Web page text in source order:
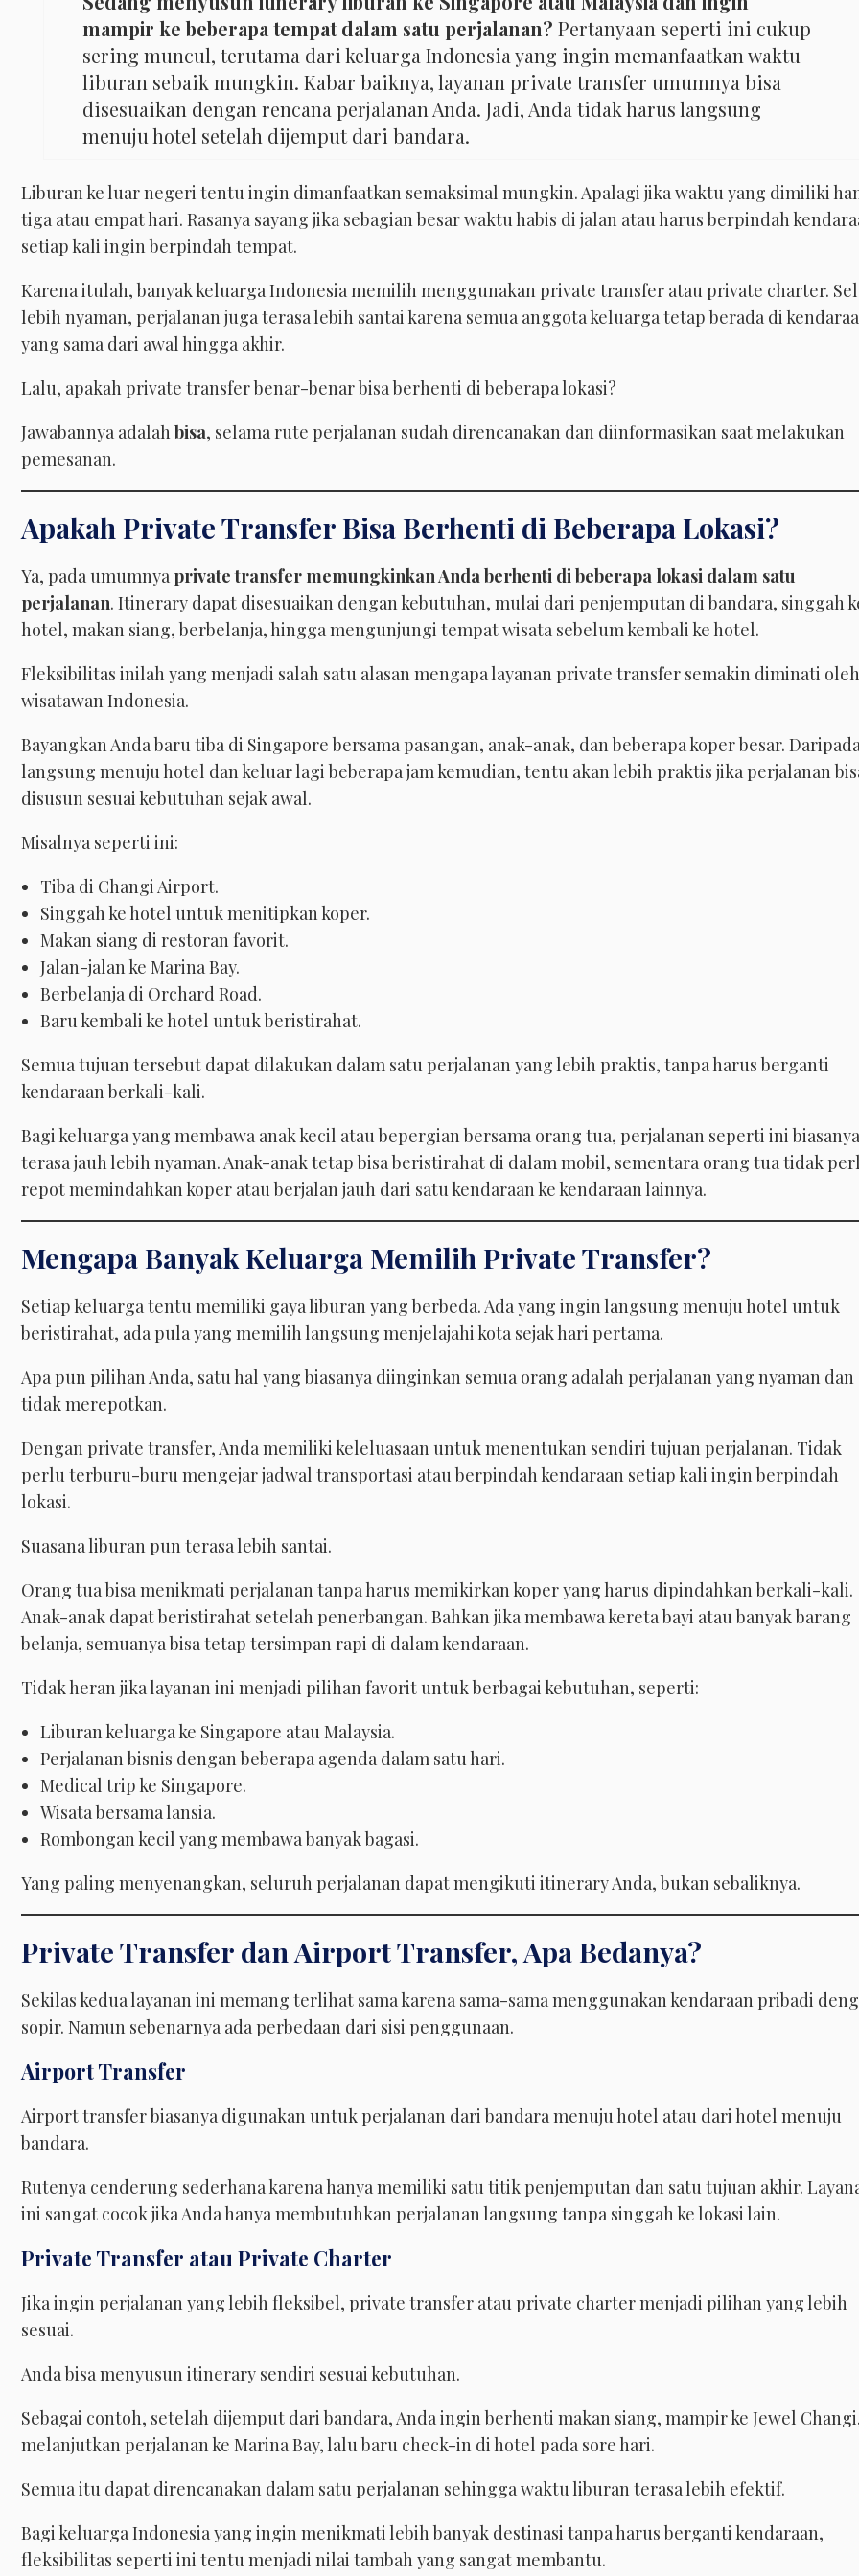
mampir ke beberapa tempat dalam satu perjalanan? Pertanyaan seperti ini cukup
sering muncul, terutama dari keluarga Indonesia yang ingin memanfaatkan waktu
liburan sebaik mungkin. Kabar baiknya, layanan private transfer umumnya bisa
disesuaikan dengan rencana perjalanan Anda. Jadi, Anda tidak harus langsung
menuju hotel setelah dijemput dari bandara.
Liburan ke luar negeri tentu ingin dimanfaatkan semaksimal mungkin. Apalagi jika waktu yang dimiliki
tiga atau empat hari. Rasanya sayang jika sebagian besar waktu habis di jalan atau harus berpindah
setiap kali ingin berpindah tempat.
Karena itulah, banyak keluarga Indonesia memilih menggunakan private transfer atau private charter.
lebih nyaman, perjalanan juga terasa lebih santai karena semua anggota keluarga tetap berada di
yang sama dari awal hingga akhir.
Lalu, apakah private transfer benar-benar bisa berhenti di beberapa lokasi?
Jawabannya adalahbisa, selama rute perjalanan sudah direncanakan dan diinformasikan saat melakukan
pemesanan.
Apakah Private Transfer Bisa Berhenti di Beberapa Lokasi?
Ya, pada umumnya private transfer memungkinkan Anda berhenti di beberapa lokasi dalam satu
perjalanan. Itinerary dapat disesuaikan dengan kebutuhan, mulai dari penjemputan di bandara, singgah
hotel, makan siang, berbelanja, hingga mengunjungi tempat wisata sebelum kembali ke hotel.
Fleksibilitas inilah yang menjadi salah satu alasan mengapa layanan private transfer semakin diminati oleh
wisatawan Indonesia.
Bayangkan Anda baru tiba di Singapore bersama pasangan, anak-anak, dan beberapa koper besar.
langsung menuju hotel dan keluar lagi beberapa jam kemudian, tentu akan lebih praktis jika perjalanan
disusun sesuai kebutuhan sejak awal.
Misalnya seperti ini:
Tiba di Changi Airport.
Singgah ke hotel untuk menitipkan koper.
Makan siang di restoran favorit.
Jalan-jalan ke Marina Bay.
Berbelanja di Orchard Road.
Baru kembali ke hotel untuk beristirahat.
Semua tujuan tersebut dapat dilakukan dalam satu perjalanan yang lebih praktis, tanpa harus berganti
kendaraan berkali-kali.
Bagi keluarga yang membawa anak kecil atau bepergian bersama orang tua, perjalanan seperti ini biasanya
terasa jauh lebih nyaman. Anak-anak tetap bisa beristirahat di dalam mobil, sementara orang tua tidak
repot memindahkan koper atau berjalan jauh dari satu kendaraan ke kendaraan lainnya.
Mengapa Banyak Keluarga Memilih Private Transfer?
Setiap keluarga tentu memiliki gaya liburan yang berbeda. Ada yang ingin langsung menuju hotel untuk
beristirahat, ada pula yang memilih langsung menjelajahi kota sejak hari pertama.
Apa pun pilihan Anda, satu hal yang biasanya diinginkan semua orang adalah perjalanan yang nyaman dan
tidak merepotkan.
Dengan private transfer, Anda memiliki keleluasaan untuk menentukan sendiri tujuan perjalanan. Tidak
perlu terburu-buru mengejar jadwal transportasi atau berpindah kendaraan setiap kali ingin berpindah
lokasi.
Suasana liburan pun terasa lebih santai.
Orang tua bisa menikmati perjalanan tanpa harus memikirkan koper yang harus dipindahkan berkali-kali.
Anak-anak dapat beristirahat setelah penerbangan. Bahkan jika membawa kereta bayi atau banyak barang
belanja, semuanya bisa tetap tersimpan rapi di dalam kendaraan.
Tidak heran jika layanan ini menjadi pilihan favorit untuk berbagai kebutuhan, seperti:
Liburan keluarga ke Singapore atau Malaysia.
Perjalanan bisnis dengan beberapa agenda dalam satu hari.
Medical trip ke Singapore.
Wisata bersama lansia.
Rombongan kecil yang membawa banyak bagasi.
Yang paling menyenangkan, seluruh perjalanan dapat mengikuti itinerary Anda, bukan sebaliknya.
Private Transfer dan Airport Transfer, Apa Bedanya?
Sekilas kedua layanan ini memang terlihat sama karena sama-sama menggunakan kendaraan pribadi
sopir. Namun sebenarnya ada perbedaan dari sisi penggunaan.
Airport Transfer
Airport transfer biasanya digunakan untuk perjalanan dari bandara menuju hotel atau dari hotel menuju
bandara.
Rutenya cenderung sederhana karena hanya memiliki satu titik penjemputan dan satu tujuan akhir.
ini sangat cocok jika Anda hanya membutuhkan perjalanan langsung tanpa singgah ke lokasi lain.
Private Transfer atau Private Charter
Jika ingin perjalanan yang lebih fleksibel, private transfer atau private charter menjadi pilihan yang lebih
sesuai.
Anda bisa menyusun itinerary sendiri sesuai kebutuhan.
Sebagai contoh, setelah dijemput dari bandara, Anda ingin berhenti makan siang, mampir ke Jewel
melanjutkan perjalanan ke Marina Bay, lalu baru check-in di hotel pada sore hari.
Semua itu dapat direncanakan dalam satu perjalanan sehingga waktu liburan terasa lebih efektif.
Bagi keluarga Indonesia yang ingin menikmati lebih banyak destinasi tanpa harus berganti kendaraan,
fleksibilitas seperti ini tentu menjadi nilai tambah yang sangat membantu.